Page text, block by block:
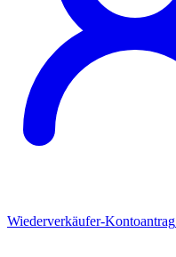
Wiederverkäufer-Kontoantrag